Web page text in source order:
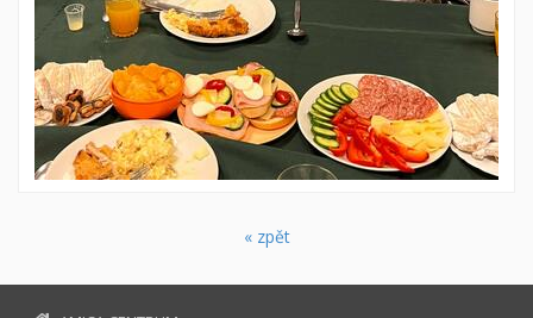
« zpět